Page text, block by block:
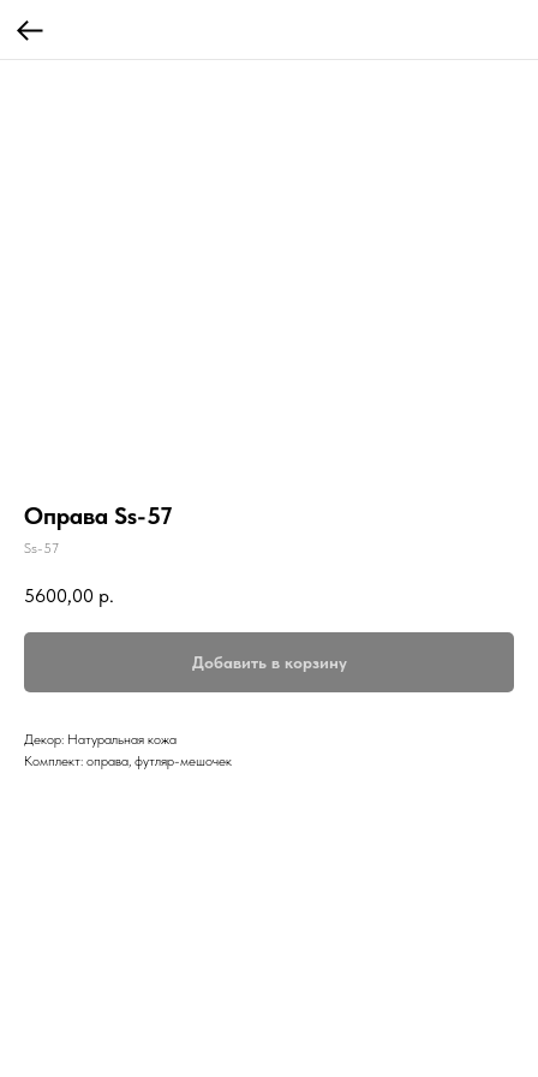
Оправа Ss-57
Ss-57
5600,00 р.
Добавить в корзину
Декор: Натуральная кожа
Комплект: оправа, футляр-мешочек